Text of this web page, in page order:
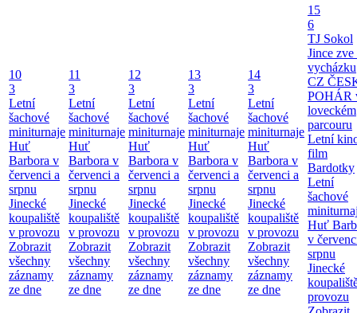
10
3
Letní
šachové
miniturnaje
Huť
Barbora v
červenci a
srpnu
Jinecké
koupaliště
v provozu
Zobrazit
všechny
záznamy
ze dne
11
3
Letní
šachové
miniturnaje
Huť
Barbora v
červenci a
srpnu
Jinecké
koupaliště
v provozu
Zobrazit
všechny
záznamy
ze dne
12
3
Letní
šachové
miniturnaje
Huť
Barbora v
červenci a
srpnu
Jinecké
koupaliště
v provozu
Zobrazit
všechny
záznamy
ze dne
13
3
Letní
šachové
miniturnaje
Huť
Barbora v
červenci a
srpnu
Jinecké
koupaliště
v provozu
Zobrazit
všechny
záznamy
ze dne
14
3
Letní
šachové
miniturnaje
Huť
Barbora v
červenci a
srpnu
Jinecké
koupaliště
v provozu
Zobrazit
všechny
záznamy
ze dne
15
6
TJ Sokol
Jince zve
vycházku
CZ
POHÁR
loveckém
parcouru
Letní
film
Bardotky
Letní
šachové
Huť
v
srpnu
Jinecké
provozu